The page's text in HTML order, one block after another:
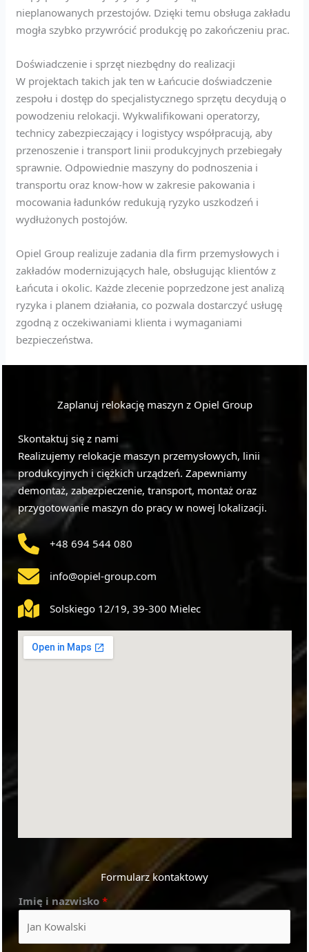
nieplanowanych przestojów. Dzięki temu obsługa zakładu
mogła szybko przywrócić produkcję po zakończeniu prac.
Doświadczenie i sprzęt niezbędny do realizacji
W projektach takich jak ten w Łańcucie doświadczenie
zespołu i dostęp do specjalistycznego sprzętu decydują o
powodzeniu relokacji. Wykwalifikowani operatorzy,
technicy zabezpieczający i logistycy współpracują, aby
przenoszenie i transport linii produkcyjnych przebiegały
sprawnie. Odpowiednie maszyny do podnoszenia i
transportu oraz know‑how w zakresie pakowania i
mocowania ładunków redukują ryzyko uszkodzeń i
wydłużonych postojów.
Opiel Group realizuje zadania dla firm przemysłowych i
zakładów modernizujących hale, obsługując klientów z
Łańcuta i okolic. Każde zlecenie poprzedzone jest analizą
ryzyka i planem działania, co pozwala dostarczyć usługę
zgodną z oczekiwaniami klienta i wymaganiami
bezpieczeństwa.
Zaplanuj relokację maszyn z Opiel Group
Skontaktuj się z nami
Realizujemy relokacje maszyn przemysłowych, linii
produkcyjnych i ciężkich urządzeń. Zapewniamy
demontaż, zabezpieczenie, transport, montaż oraz
przygotowanie maszyn do pracy w nowej lokalizacji.
+48 694 544 080
info@opiel-group.com
Solskiego 12/19, 39-300 Mielec
Formularz kontaktowy
Imię i nazwisko *